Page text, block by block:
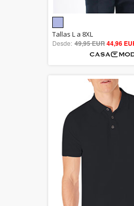
out of 5
Tallas L a 8XL
Desde: 49,95 EUR44,96